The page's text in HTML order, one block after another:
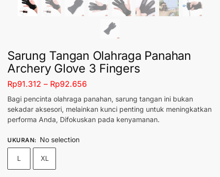
Sarung Tangan Olahraga Panahan
Archery Glove 3 Fingers
Rp91.312 – Rp92.656
Bagi pencinta olahraga panahan, sarung tangan ini bukan
sekadar aksesori, melainkan kunci penting untuk meningkatkan
performa Anda, Difokuskan pada kenyamanan.
UKURAN: No selection
XL